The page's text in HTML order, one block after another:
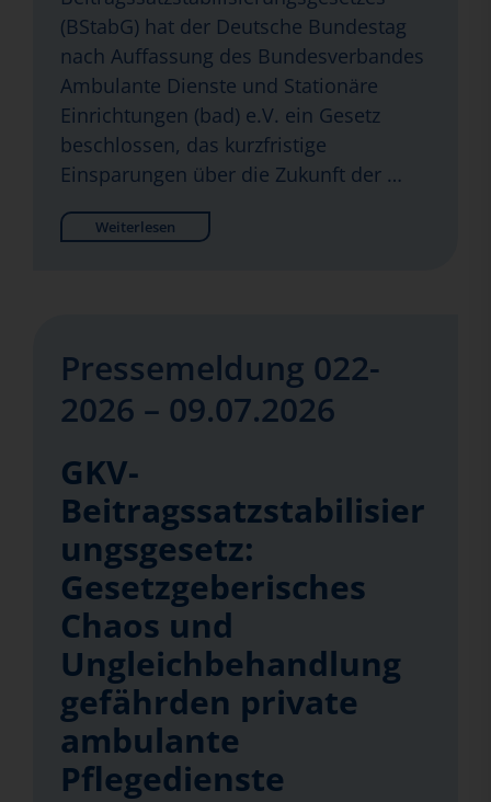
(BStabG) hat der Deutsche Bundestag
nach Auffassung des Bundesverbandes
Ambulante Dienste und Stationäre
Einrichtungen (bad) e.V. ein Gesetz
beschlossen, das kurzfristige
Einsparungen über die Zukunft der …
Weiterlesen
Pressemeldung 022-
2026 – 09.07.2026
GKV-
Beitragssatzstabilisier
ungsgesetz:
Gesetzgeberisches
Chaos und
Ungleichbehandlung
gefährden private
ambulante
Pflegedienste